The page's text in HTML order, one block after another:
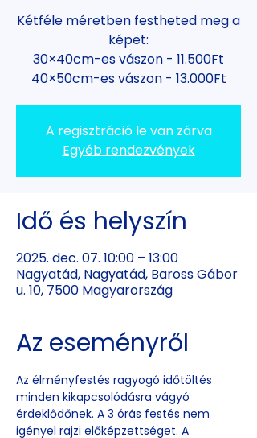
Kétféle méretben festheted meg a
képet:
30×40cm-es vászon - 11.500Ft
40×50cm-es vászon - 13.000Ft
A regisztráció le van zárva
Egyéb rendezvények
Idő és helyszín
2025. dec. 07. 10:00 – 13:00
Nagyatád, Nagyatád, Baross Gábor
u. 10, 7500 Magyarország
Az eseményről
Az élményfestés ragyogó időtöltés
minden kikapcsolódásra vágyó
érdeklődőnek. A 3 órás festés nem
igényel rajzi előképzettséget. A